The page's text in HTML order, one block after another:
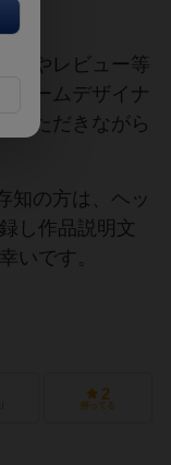
文やレビュー等
ゲームデザイナ
いただきながら
知の方は、ヘッ
し作品説明文
いです。
2
持ってる